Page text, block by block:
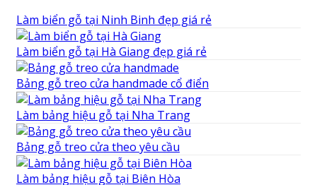
Làm biển gỗ tại Ninh Binh đẹp giá rẻ
Làm biển gỗ tại Hà Giang đẹp giá rẻ
Bảng gỗ treo cửa handmade cổ điển
Làm bảng hiệu gỗ tại Nha Trang
Bảng gỗ treo cửa theo yêu cầu
Làm bảng hiệu gỗ tại Biên Hòa